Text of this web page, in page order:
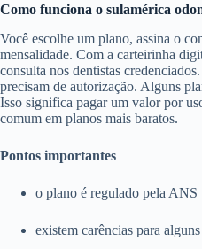
Como funciona o sulamérica
Você escolhe um plano, assina o
mensalidade. Com a carteirinha
consulta nos dentistas
precisam de autorização. Alguns
Isso significa pagar um valor por
comum em planos mais baratos.
Pontos importantes
o plano é regulado pela ANS
existem carências para